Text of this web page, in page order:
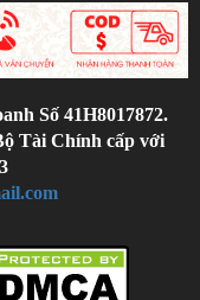
Số 41H8017872.
Tài Chính cấp với